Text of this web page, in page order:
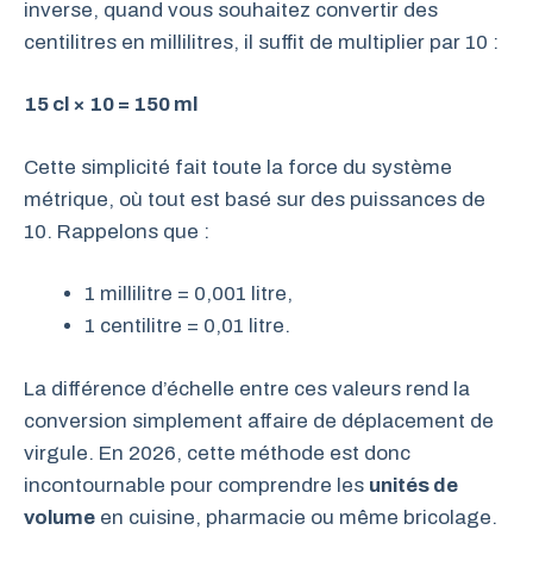
inverse, quand vous souhaitez convertir des
centilitres en millilitres, il suffit de multiplier par 10 :
15 cl × 10 = 150 ml
Cette simplicité fait toute la force du système
métrique, où tout est basé sur des puissances de
10. Rappelons que :
1 millilitre = 0,001 litre,
1 centilitre = 0,01 litre.
La différence d’échelle entre ces valeurs rend la
conversion simplement affaire de déplacement de
virgule. En 2026, cette méthode est donc
incontournable pour comprendre les unités de
volume en cuisine, pharmacie ou même bricolage.